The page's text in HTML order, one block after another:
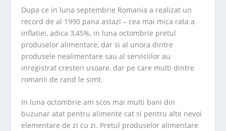
Dupa ce in luna septembrie Romania a realizat un
record de al 1990 pana astazi – cea mai mica rata a
inflatiei, adica 3,45%, in luna octombrie pretul
produselor alimentare, dar si al unora dintre
produsele nealimentare sau al serviciilor au
inregistrat cresteri usoare, dar pe care multi dintre
romanii de rand le simt.
In luna octombrie am scos mai multi bani din
buzunar atat pentru alimente cat si pentru alte nevoi
elementare de zi cu zi. Pretul produselor alimentare